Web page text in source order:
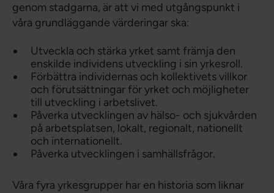
genom stadgarna, är att vi med utgångspunkt i
våra grundläggande värderingar ska:
Utveckla och stärka yrket samt främja den
enskilde individens utveckling i sin yrkesroll.
Förbättra individernas och kollektivets villkor
och förutsättningar för yrket och möjligheter
till utveckling i arbetslivet.
Påverka utvecklingen av hälso- och sjukvården
på arbetsplatsen, lokalt, regionalt, nationellt
och internationellt.
Påverka utvecklingen i samhällsfrågor.
Våra fyra yrkesgrupper har en historia som liknar